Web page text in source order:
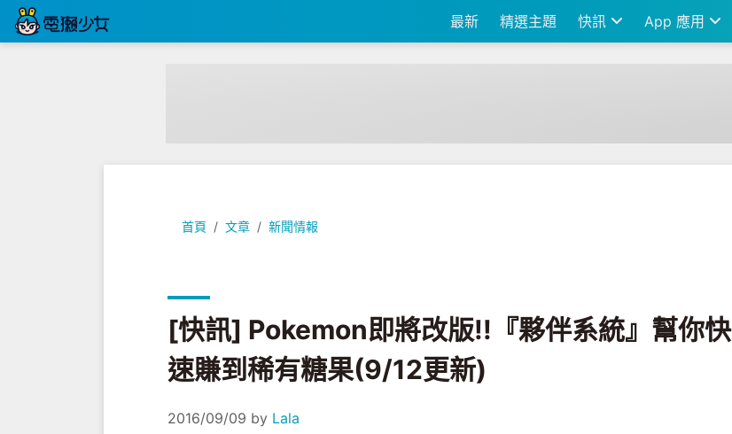
最新 精選主題 快訊 App 應用
首頁 文章 新聞情報
[快訊] Pokemon即將改版!!『夥伴系統』幫你快速賺到稀有糖果(9/12更新)
[快訊] Pokemon即將改版!!『夥伴系統』幫你快
速賺到稀有糖果(9/12更新)
2016/09/09 by Lala